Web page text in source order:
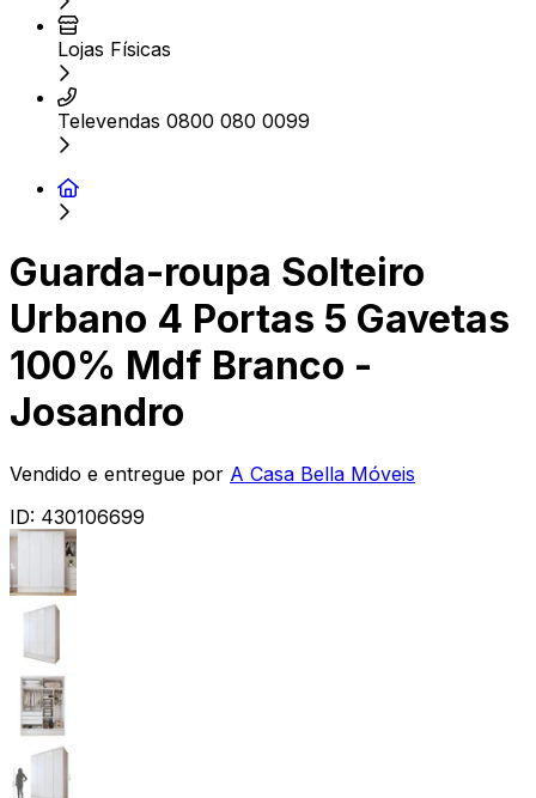
Lojas Físicas
Televendas 0800 080 0099
Guarda-roupa Solteiro
Urbano 4 Portas 5 Gavetas
100% Mdf Branco -
Josandro
Vendido e entregue por A Casa Bella Móveis
ID: 430106699